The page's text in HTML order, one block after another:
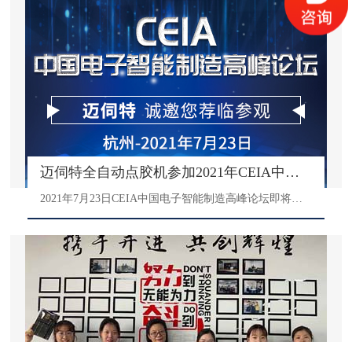
迈伺特全自动点胶机参加2021年CEIA中国电子制造高峰论坛杭州展
2021年7月23日CEIA中国电子智能制造高峰论坛即将在浙江杭州开幕，届时杭州迈伺特科技有限公司将携视觉版桌面式点胶机，视觉点胶机V4S，在线式喷射点胶机C5M三款全自动点胶机相关资料亮相会场，本次重点是向业内新老用户推荐我们迈伺特点胶机产品最新版点胶机设备相关信息，欢迎大家在7月23日能莅临指导沟通，迈伺特将竭诚为您服务！